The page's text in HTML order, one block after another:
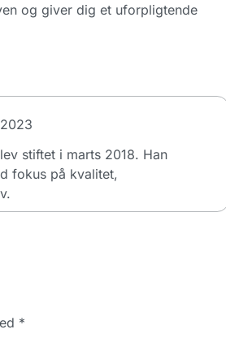
og giver dig et uforpligtende
stiftet i marts 2018. Han
fokus på kvalitet,
*